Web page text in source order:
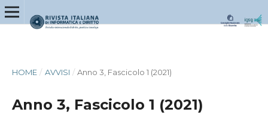
HOME / AVVISI / Anno 3, Fascicolo 1 (2021)
Anno 3, Fascicolo 1 (2021)